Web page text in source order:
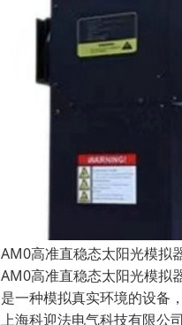
AM0高准直稳态太阳光模拟
AM0高准直稳态太阳光模拟
是一种模拟真实环境的设备
上海科迎法电气科技有限公司